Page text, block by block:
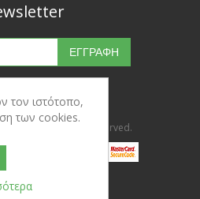
All rights reserved.
bynopCommerce
τον ιστότοπο,
των cookies.